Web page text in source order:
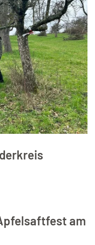
am